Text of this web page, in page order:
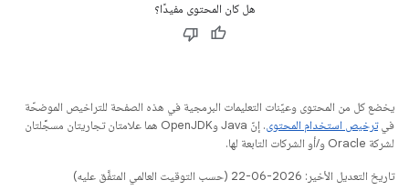
هل كان المحتوى مفيدًا؟
يخضع كل من المحتوى وعيّنات التعليمات البرمجية في هذه الصفحة للتراخيص الموضحّة
فيترخيص استخدام المحتوى
. إنّ Java وOpenJDK هما علامتان تجاريتان مسجَّلتان
لشركة Oracle و/أو الشركات التابعة لها.
تاريخ التعديل الأخير: 2026-06-22 (حسب التوقيت العالمي المتفَّق عليه)